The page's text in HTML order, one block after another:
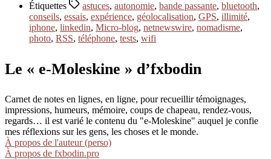
Étiquettes astuces, autonomie, bande passante, bluetooth,
conseils, essais, expérience, géolocalisation, GPS, illimité,
iphone, linkedin, Micro-blog, netnewswire, nomadisme,
photo, RSS, téléphone, tests, wifi
Le « e-Moleskine » d’fxbodin
Carnet de notes en lignes, en ligne, pour recueillir témoignages,
impressions, humeurs, mémoire, coups de chapeau, rendez-vous,
regards… il est varié le contenu du "e-Moleskine" auquel je confie
mes réflexions sur les gens, les choses et le monde.
À propos de l'auteur (perso)
À propos de fxbodin.pro